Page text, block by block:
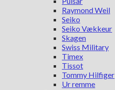
Raymond Weil
Seiko
Seiko Vækkeur
Skagen
Swiss Military
Timex
Tissot
Tommy Hilfiger
Ur remme